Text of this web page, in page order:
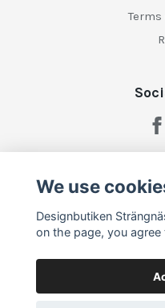
We use
Designbutiken
on the page, you